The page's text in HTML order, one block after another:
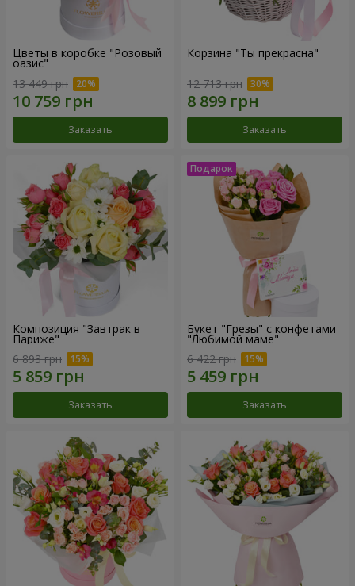
Цветы в коробке "Розовый
оазис"
13 449 грн
Заказать
Корзина "Ты прекрасна"
12 713 грн
Заказать
Композиция "Завтрак в
Париже"
6 893 грн
Заказать
Букет "Грезы" с конфетами
"Любимой маме"
6 422 грн
Заказать